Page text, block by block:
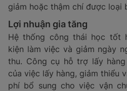
giảm hoặc thậm chí được loại
Lợi nhuận gia tăng
Hệ thống công thái học tốt
kiện làm việc và giảm ngày
thu. Công cụ hỗ trợ lấy
của việc lấy hàng, giảm thiểu
phí bổ sung cho việc vận